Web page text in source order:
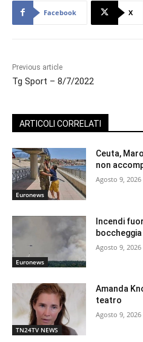
Facebook X
Previous article
Tg Sport – 8/7/2022
ARTICOLI CORRELATI
Euronews
Ceuta,
non
Agosto 9, 2026
Euronews
Incendi
Agosto 9, 2026
TN24TV NEWS
Amanda
teatro
Agosto 9, 2026